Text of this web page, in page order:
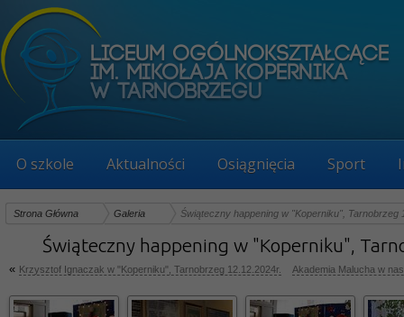
O szkole Aktualności Osiągnięcia Sport
Strona Główna Galeria Świąteczny happening w "Koperniku", Tarnobrzeg
Świąteczny happening w "Koperniku",
« Krzysztof Ignaczak w "Koperniku", Tarnobrzeg 12.12.2024r. Akademia Malucha w